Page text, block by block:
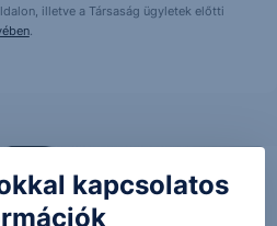
illetve a Társaság ügyletek előtti
.
kapcsolatos